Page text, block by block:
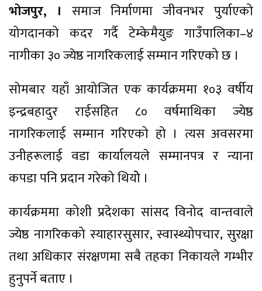
भोजपुर, । समाज निर्माणमा जीवनभर पुर्याएको
योगदानको कदर गर्दै टेम्केमैयुङ गाउँपालिका–४
नागीका ३० ज्येष्ठ नागरिकलाई सम्मान गरिएको छ ।
सोमबार यहाँ आयोजित एक कार्यक्रममा १०३ वर्षीय
इन्द्रबहादुर राईसहित ८० वर्षमाथिका ज्येष्ठ
नागरिकलाई सम्मान गरिएको हो । त्यस अवसरमा
उनीहरूलाई वडा कार्यालयले सम्मानपत्र र न्याना
कपडा पनि प्रदान गरेको थियोे ।
कार्यक्रममा कोशी प्रदेशका सांसद विनोद वान्तवाले
ज्येष्ठ नागरिकको स्याहारसुसार, स्वास्थ्योपचार, सुरक्षा
तथा अधिकार संरक्षणमा सबै तहका निकायले गम्भीर
हुनुपर्ने बताए ।